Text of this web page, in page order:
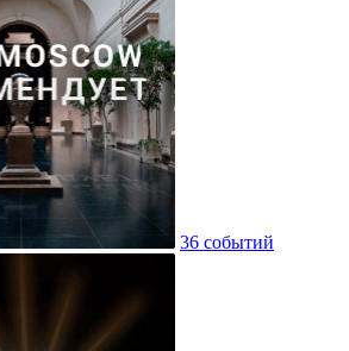
36 событий